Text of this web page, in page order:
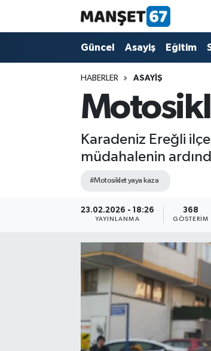
Güncel Asayiş Eğitim
HABERLER ASAYIŞ
Karadeniz Ereğli
müdahalenin
#Motosiklet yaya kaza
23.02.2026 - 18:26
YAYINLANMA
368
GÖSTERIM